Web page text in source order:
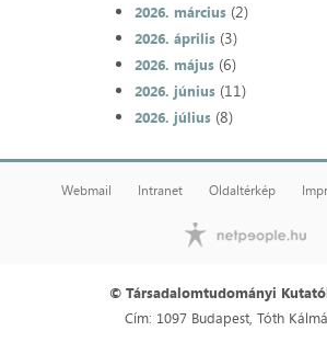
2026. március(2)
2026. április(3)
2026. május(6)
2026. június(11)
2026. július(8)
Webmail Intranet Oldaltérkép
© Társadalomtudományi
Cím: 1097 Budapest, Tóth